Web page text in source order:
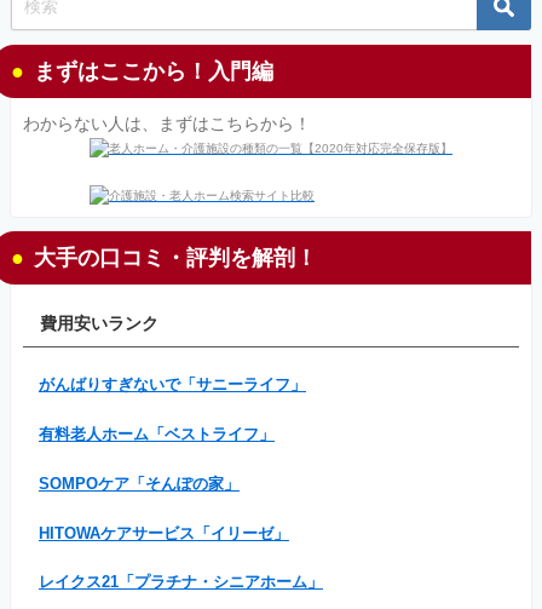
まずはここから！入門編
わからない人は、まずはこちらから！
大手の口コミ・評判を解剖！
費用安いランク
がんばりすぎないで「サニーライフ」
有料老人ホーム「ベストライフ」
SOMPOケア「そんぽの家」
HITOWAケアサービス「イリーゼ」
レイクス21「プラチナ・シニアホーム」